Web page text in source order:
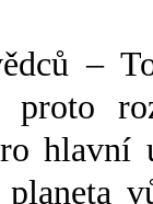
–
hlavní